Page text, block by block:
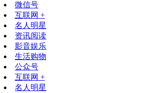
微信号
互联网 +
名人明星
资讯阅读
影音娱乐
生活购物
公众号
互联网 +
名人明星